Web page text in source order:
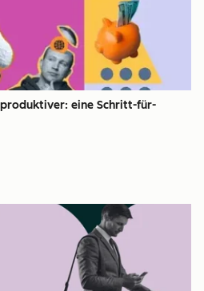
eine Schritt-für-